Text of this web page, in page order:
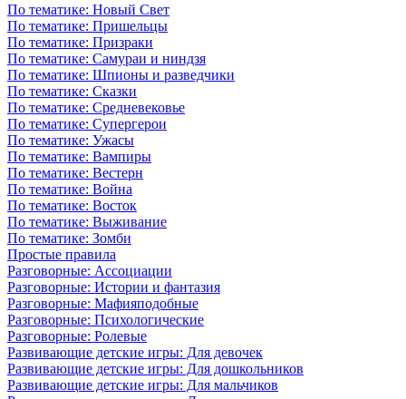
По тематике: Новый Свет
По тематике: Пришельцы
По тематике: Призраки
По тематике: Самураи и ниндзя
По тематике: Шпионы и разведчики
По тематике: Сказки
По тематике: Средневековье
По тематике: Супергерои
По тематике: Ужасы
По тематике: Вампиры
По тематике: Вестерн
По тематике: Война
По тематике: Восток
По тематике: Выживание
По тематике: Зомби
Простые правила
Разговорные: Ассоциации
Разговорные: Истории и фантазия
Разговорные: Мафияподобные
Разговорные: Психологические
Разговорные: Ролевые
Развивающие детские игры: Для девочек
Развивающие детские игры: Для дошкольников
Развивающие детские игры: Для мальчиков